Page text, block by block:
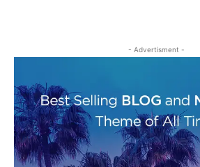
- Advertisment -